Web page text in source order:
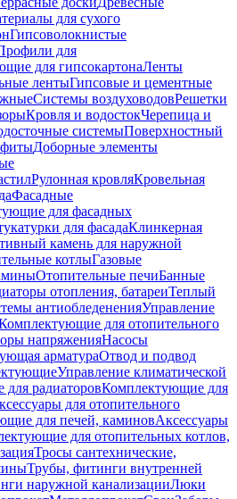
для сухого
Гипсоволокнистые
для
для гипсокартонаЛенты
лентыГипсовые и цементные
Системы воздуховодовРешетки
Кровля и водостокЧерепица и
системыПоверхностный
Доборные элементы
Рулонная кровляКровельная
Фасадные
для фасадных
для фасадаКлинкерная
камень для наружной
котлыГазовые
Отопительные печиБанные
отопления, батареиТеплый
антиобледененияУправление
для отопительного
напряженияНасосы
арматураОтвод и подвод
Управление климатической
радиаторовКомплектующие для
для отопительного
для печей, каминовАксессуары
для отопительных котлов,
Тросы сантехнические,
Трубы, фитинги внутренней
наружной канализацииЛюки